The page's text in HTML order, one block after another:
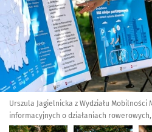
Urszula Jagielnicka z Wydziału Mobilności
informacyjnych o działaniach